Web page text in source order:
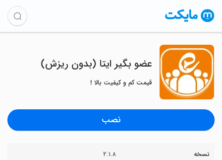
‏عضو بگیر ایتا (بدون ریزش)
قیمت کم و کیفیت بالا !
نصب
نسخه ۲.۱.۸